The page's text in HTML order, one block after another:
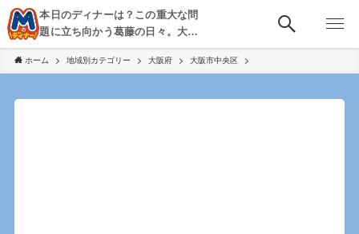
本日のディナーは？この重大な問
題に立ち向かう葛藤の日々。大
阪・京都・神戸を中心とした食べ
歩き、飲み歩きを綴る。
ホーム 地域別カテゴリー 大阪府 大阪市中央区